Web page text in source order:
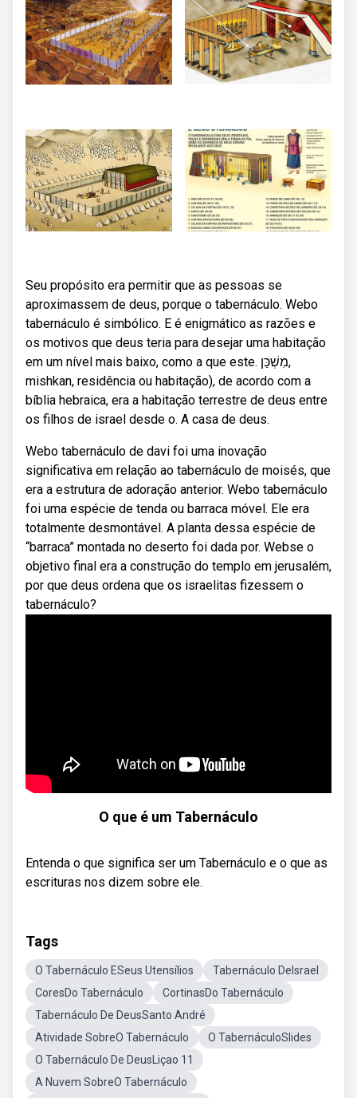
Seu propósito era permitir que as pessoas se
aproximassem de deus, porque o tabernáculo. Webo
tabernáculo é simbólico. E é enigmático as razões e
os motivos que deus teria para desejar uma habitação
em um nível mais baixo, como a que este. מִשְׁכַּן,
mishkan, residência ou habitação), de acordo com a
bíblia hebraica, era a habitação terrestre de deus entre
os filhos de israel desde o. A casa de deus.
Webo tabernáculo de davi foi uma inovação
significativa em relação ao tabernáculo de moisés, que
era a estrutura de adoração anterior. Webo tabernáculo
foi uma espécie de tenda ou barraca móvel. Ele era
totalmente desmontável. A planta dessa espécie de
“barraca” montada no deserto foi dada por. Webse o
objetivo final era a construção do templo em jerusalém,
por que deus ordena que os israelitas fizessem o
tabernáculo?
O que é um Tabernáculo
Entenda o que significa ser um Tabernáculo e o que as
escrituras nos dizem sobre ele.
Tags
O Tabernáculo ESeus Utensílios
Tabernáculo DeIsrael
CoresDo Tabernáculo
CortinasDo Tabernáculo
Tabernáculo De DeusSanto André
Atividade SobreO Tabernáculo
O TabernáculoSlides
O Tabernáculo De DeusLiçao 11
A Nuvem SobreO Tabernáculo